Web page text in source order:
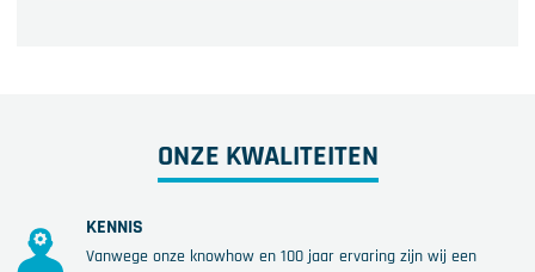
ONZE KWALITEITEN
KENNIS
Vanwege onze knowhow en 100 jaar ervaring zijn wij een